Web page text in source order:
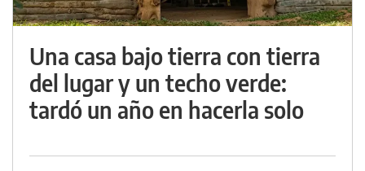
Una casa bajo tierra con tierra
del lugar y un techo verde:
tardó un año en hacerla solo